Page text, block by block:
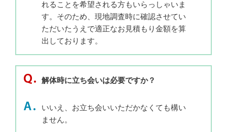
れることを希望される方もいらっしゃいま
す。そのため、現地調査時に確認させてい
ただいたうえで適正なお見積もり金額を算
出しております。
解体時に立ち会いは必要ですか？
いいえ、お立ち会いいただかなくても構い
ません。